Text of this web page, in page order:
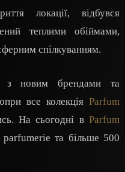
локації, відбувся
теплими обіймами,
спілкуванням.
з новим брендами та
все колекція Parfum
На сьогодні в Parfum
та більше 500